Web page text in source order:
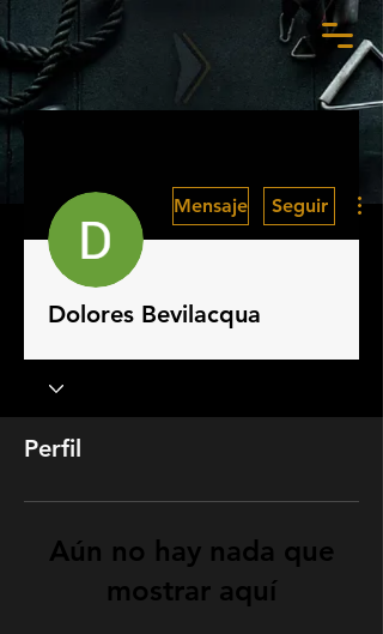
Mensaje Seguir
Dolores Bevilacqua
Perfil
Aún no hay nada que
mostrar aquí